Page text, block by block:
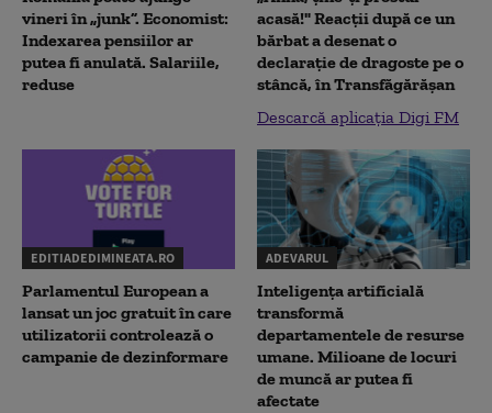
vineri în „junk”. Economist:
Indexarea pensiilor ar
putea fi anulată. Salariile,
reduse
acasă!" Reacţii după ce un
bărbat a desenat o
declaraţie de dragoste pe o
stâncă, în Transfăgărăşan
Descarcă aplicația Digi FM
EDITIADEDIMINEATA.RO
Parlamentul European a
lansat un joc gratuit în care
utilizatorii controlează o
campanie de dezinformare
ADEVARUL
Inteligența artificială
transformă
departamentele de resurse
umane. Milioane de locuri
de muncă ar putea fi
afectate